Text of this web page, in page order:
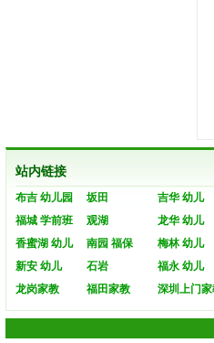
站内链接
布吉 幼儿园 坂田 吉华 幼儿
福城 学前班
观湖 龙华 幼儿
香蜜湖 幼儿
南园 福保 梅林 幼儿
新安 幼儿
石岩 福永 幼儿
龙岗家教
福田家教 深圳上门